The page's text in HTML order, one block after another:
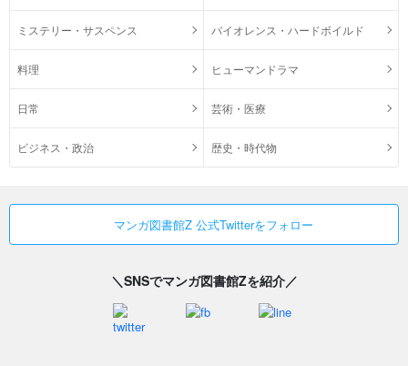
ミステリー・サスペンス バイオレンス・ハードボイルド
料理 ヒューマンドラマ
日常 芸術・医療
ビジネス・政治 歴史・時代物
マンガ図書館Z 公式Twitterをフォロー
＼SNSでマンガ図書館Zを紹介／